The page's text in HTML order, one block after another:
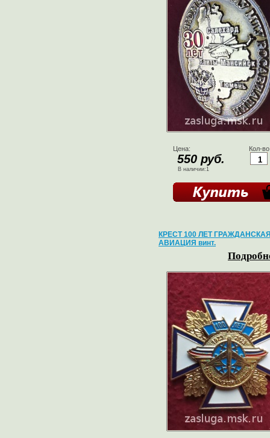
Цена:
550 руб.
В наличии:1
Кол-
КРЕСТ 100 ЛЕТ
АВИАЦИЯ винт.